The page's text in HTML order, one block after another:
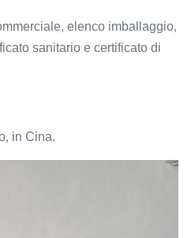
elenco imballaggio,
sanitario e certificato di
in Cina.